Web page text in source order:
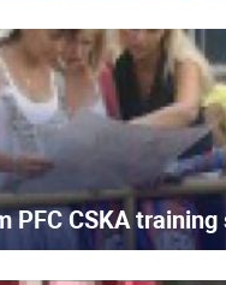
PFC CSKA training